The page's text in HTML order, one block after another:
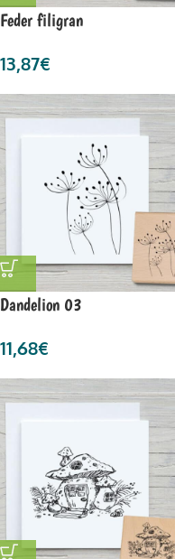
Feder filigran
13,87€
Dandelion 03
11,68€